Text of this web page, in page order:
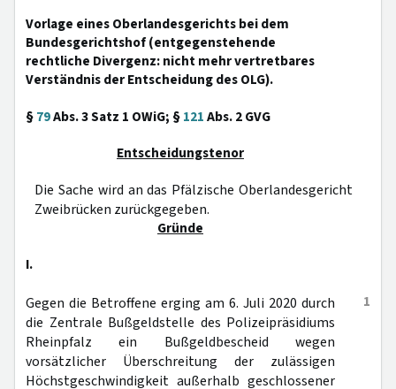
Vorlage eines Oberlandesgerichts bei dem
Bundesgerichtshof (entgegenstehende
rechtliche Divergenz: nicht mehr vertretbares
Verständnis der Entscheidung des OLG).
§79Abs. 3 Satz 1 OWiG; §121Abs. 2 GVG
Entscheidungstenor
Die Sache wird an das Pfälzische Oberlandesgericht
Zweibrücken zurückgegeben.
Gründe
I.
1
Gegen die Betroffene erging am 6. Juli 2020 durch
die Zentrale Bußgeldstelle des Polizeipräsidiums
Rheinpfalz ein Bußgeldbescheid wegen
vorsätzlicher Überschreitung der zulässigen
Höchstgeschwindigkeit außerhalb geschlossener